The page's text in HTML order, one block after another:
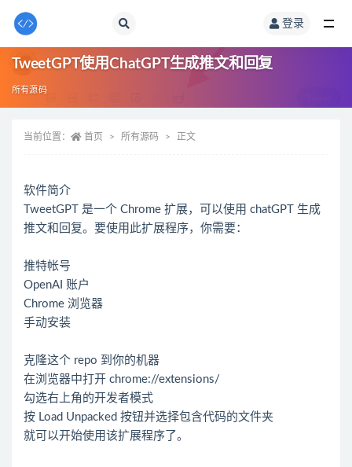
登录
TweetGPT使用ChatGPT生成推文和回复
所有源码
当前位置： 首页 所有源码 正文
软件简介
TweetGPT 是一个 Chrome 扩展，可以使用 chatGPT 生成
推文和回复。要使用此扩展程序，你需要：
推特帐号
OpenAI 账户
Chrome 浏览器
手动安装
克隆这个 repo 到你的机器
在浏览器中打开 chrome://extensions/
勾选右上角的开发者模式
按 Load Unpacked 按钮并选择包含代码的文件夹
就可以开始使用该扩展程序了。